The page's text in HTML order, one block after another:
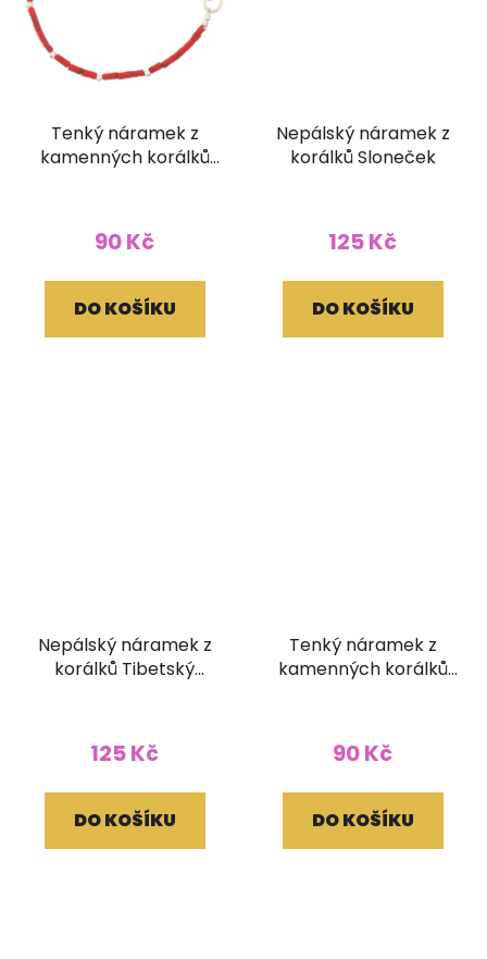
Tenký náramek z
kamenných korálků
90 Kč
DO KOŠÍKU
Nepálský náramek z
korálků Sloneček
125 Kč
DO KOŠÍKU
Nepálský náramek z
korálků Tibetský
125 Kč
DO KOŠÍKU
Tenký náramek z
kamenných korálků
90 Kč
DO KOŠÍKU